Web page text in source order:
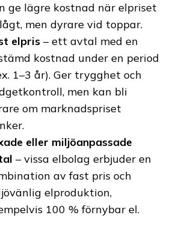
ge lägre kostnad när elpriset
men dyrare vid toppar.
elpris – ett avtal med en
kostnad under en period
1–3 år). Ger trygghet och
men kan bli
om marknadspriset
eller miljöanpassade
– vissa elbolag erbjuder en
av fast pris och
elproduktion,
100 % förnybar el.